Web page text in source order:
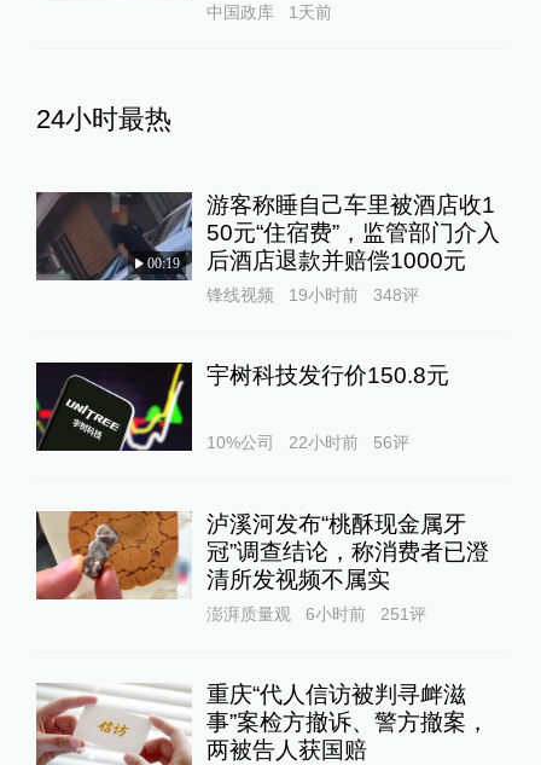
中国政库 1天前
24小时最热
00:19
游客称睡自己车里被酒店收1
50元“住宿费”，监管部门介入
后酒店退款并赔偿1000元
锋线视频 19小时前 348评
宇树科技发行价150.8元
10%公司 22小时前 56评
泸溪河发布“桃酥现金属牙
冠”调查结论，称消费者已澄
清所发视频不属实
澎湃质量观 6小时前 251评
重庆“代人信访被判寻衅滋
事”案检方撤诉、警方撤案，
两被告人获国赔